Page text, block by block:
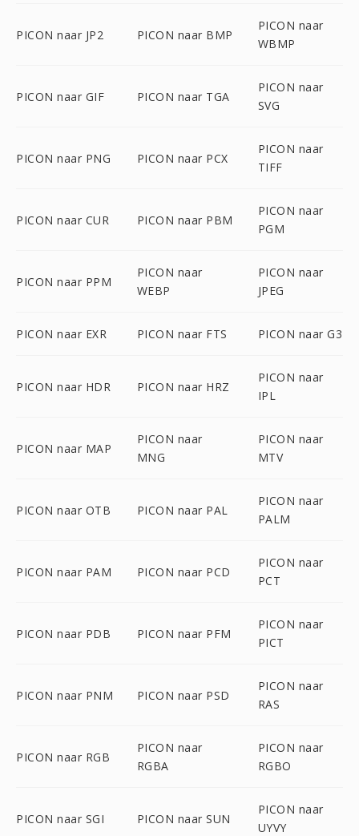
PICON naar JP2 PICON naar BMP
PICON naar
WBMP
PICON naar GIF PICON naar TGA
PICON naar
SVG
PICON naar PNG PICON naar PCX
PICON naar
TIFF
PICON naar CUR PICON naar PBM
PICON naar
PGM
PICON naar PPM
PICON naar
WEBP
PICON naar
JPEG
PICON naar EXR PICON naar FTS PICON naar G3
PICON naar HDR PICON naar HRZ
PICON naar
IPL
PICON naar MAP
PICON naar
MNG
PICON naar
MTV
PICON naar OTB PICON naar PAL
PICON naar
PALM
PICON naar PAM PICON naar PCD
PICON naar
PCT
PICON naar PDB PICON naar PFM
PICON naar
PICT
PICON naar PNM PICON naar PSD
PICON naar
RAS
PICON naar RGB
PICON naar
RGBA
PICON naar
RGBO
PICON naar SGI PICON naar SUN
PICON naar
UYVY